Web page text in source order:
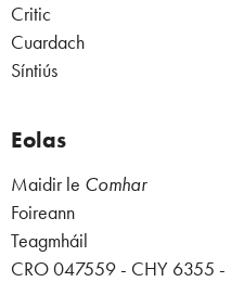
Critic
Cuardach
Síntiús
Eolas
Maidir le Comhar
Foireann
Teagmháil
CRO 047559 - CHY 6355 -